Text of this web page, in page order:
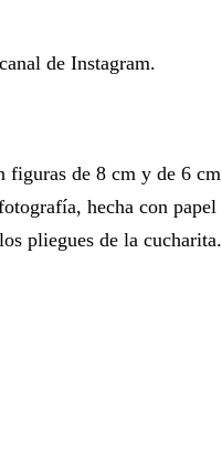
de Instagram.
figuras de 8 cm y de 6 cm
hecha con papel
pliegues de la cucharita.